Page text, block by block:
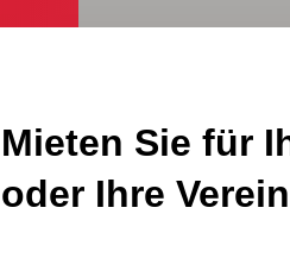
Mieten Sie für
oder Ihre